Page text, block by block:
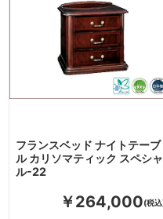
フランスベッド ナイトテーブ
ル カリソマティック スペシャ
ル-22
￥264,000